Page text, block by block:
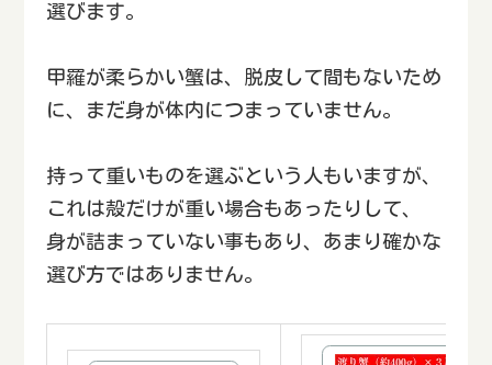
選びます。
甲羅が柔らかい蟹は、脱皮して間もないため
に、まだ身が体内につまっていません。
持って重いものを選ぶという人もいますが、
これは殻だけが重い場合もあったりして、
身が詰まっていない事もあり、あまり確かな
選び方ではありません。